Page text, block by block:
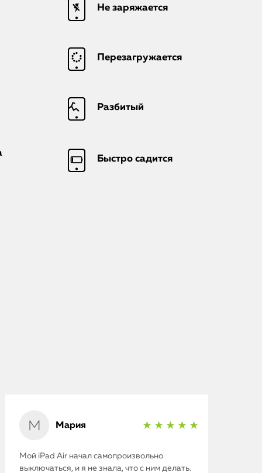
Не заряжается
Перезагружается
Разбитый
Быстро садится
Мария ★ ★ ★ ★ ★
Мой iPad Air начал самопроизвольно
выключаться, и я не знала, что с ним делать.